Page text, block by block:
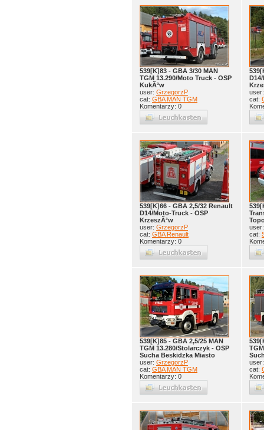
539[K]83 - GBA 3/30 MAN
TGM 13.290/Moto Truck - OSP
KukÃ³w
user: GrzegorzP
cat: GBA MAN TGM
Komentarzy: 0
cat:
539[K]66 - GBA 2,5/32 Renault
D14/Moto-Truck - OSP
KrzeszÃ³w
user: GrzegorzP
cat: GBA Renault
Komentarzy: 0
cat:
539[K]85 - GBA 2,5/25 MAN
TGM 13.280/Stolarczyk - OSP
Sucha Beskidzka Miasto
user: GrzegorzP
cat: GBA MAN TGM
Komentarzy: 0
cat: